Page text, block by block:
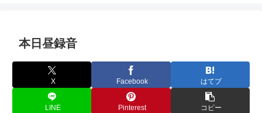
本日昼録音
X Facebook はてブ
LINE Pinterest コピー